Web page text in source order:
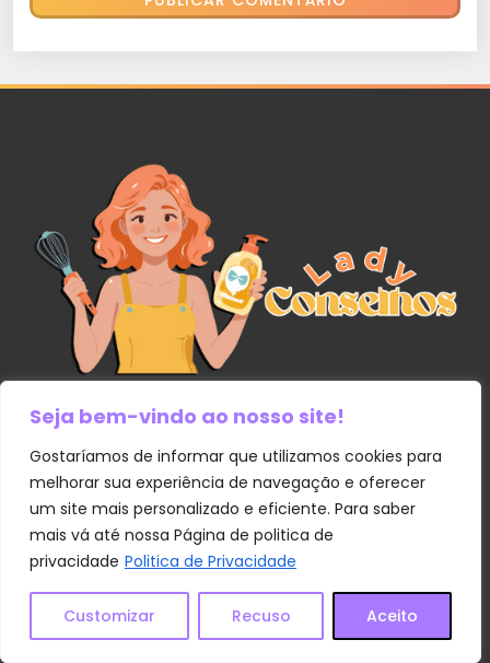
Seja bem-vindo ao nosso site!
Gostaríamos de informar que utilizamos cookies para
melhorar sua experiência de navegação e oferecer
um site mais personalizado e eficiente. Para saber
mais vá até nossa Página de politica de
privacidade Politica de Privacidade
Customizar Recuso Aceito
Links Úteis
Contato
Política de Privacidade
Sobre Nós
Termos e Condições
Transparência